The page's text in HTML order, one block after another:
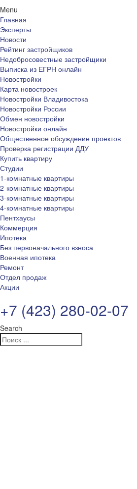
Menu
Главная
Эксперты
Новости
Рейтинг застройщиков
Недобросовестные застройщики
Выписка из ЕГРН онлайн
Новостройки
Карта новостроек
Новостройки Владивостока
Новостройки России
Обмен новостройки
Новостройки онлайн
Общественное обсуждение проектов
Проверка регистрации ДДУ
Купить квартиру
Студии
1-комнатные квартиры
2-комнатные квартиры
3-комнатные квартиры
4-комнатные квартиры
Пентхаусы
Коммерция
Ипотека
Без первоначального взноса
Военная ипотека
Ремонт
Отдел продаж
Акции
+7 (423) 280-02-07
Search